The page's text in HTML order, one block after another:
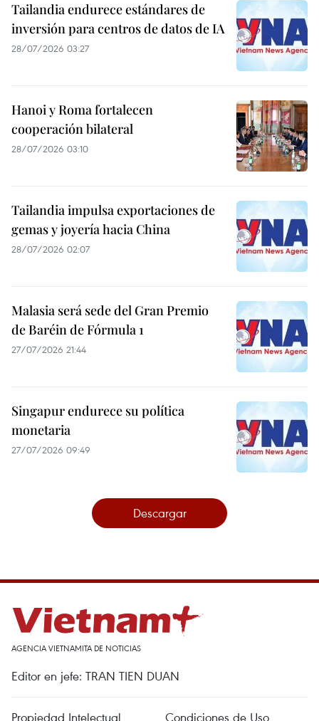
Tailandia endurece estándares de
inversión para centros de datos de IA
28/07/2026 03:27
Hanoi y Roma fortalecen
cooperación bilateral
28/07/2026 03:10
Tailandia impulsa exportaciones de
gemas y joyería hacia China
28/07/2026 02:07
Malasia será sede del Gran Premio
de Baréin de Fórmula 1
27/07/2026 21:44
Singapur endurece su política
monetaria
27/07/2026 09:49
Descargar
AGENCIA VIETNAMITA DE NOTICIAS
Editor en jefe: TRAN TIEN DUAN
Propiedad Intelectual Condiciones de Uso